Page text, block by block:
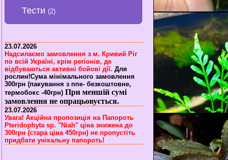
Тести(2)
23.07.2026
Надсилаємо замовлення з м. Кривий Ріг
по всій Україні, крім регіонів, де
відбуваються активні бойові дії.Для
рослин!Сума мінімального замовлення
300грн (пакування з ппе- безкоштовне,
термобокс -40грн)При меншій сумі
замовлення не опрацьовується.
23.07.2026
Увага! Акційна пропозиція на Папороть
Pteridophyta sp. "Niah" ціна знижена до
300грн (стара ціна 450грн) не пропустіть
придбати унікальну папороть!